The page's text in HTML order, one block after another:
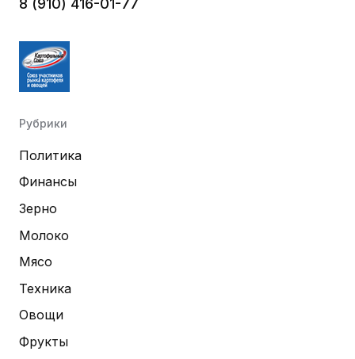
8 (910) 416-01-77
Рубрики
Политика
Финансы
Зерно
Молоко
Мясо
Техника
Овощи
Фрукты